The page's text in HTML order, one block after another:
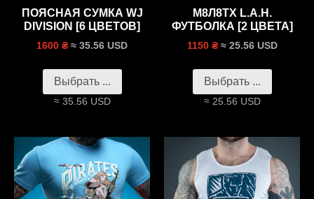
ПОЯСНАЯ СУМКА WJ
DIVISION [6 ЦВЕТОВ]
1600 ₴ ≈ 35.56 USD
Выбрать ...
≈ 35.56 USD
М8Л8ТХ L.A.H.
ФУТБОЛКА [2 ЦВЕТА]
1150 ₴ ≈ 25.56 USD
Выбрать ...
≈ 25.56 USD